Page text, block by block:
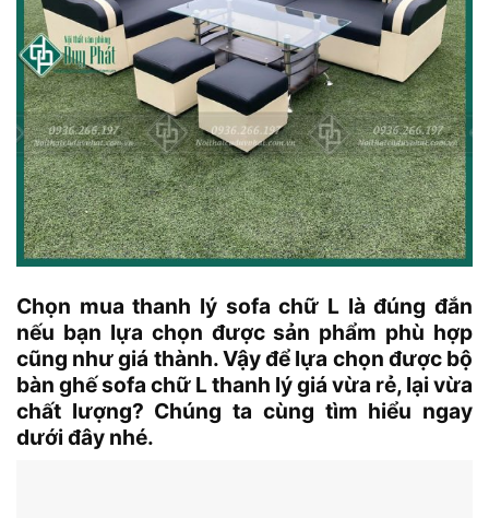
Chọn mua thanh lý sofa chữ L là đúng đắn
nếu bạn lựa chọn được sản phẩm phù hợp
cũng như giá thành. Vậy để lựa chọn được bộ
bàn ghế sofa chữ L thanh lý giá vừa rẻ, lại vừa
chất lượng? Chúng ta cùng tìm hiểu ngay
dưới đây nhé.